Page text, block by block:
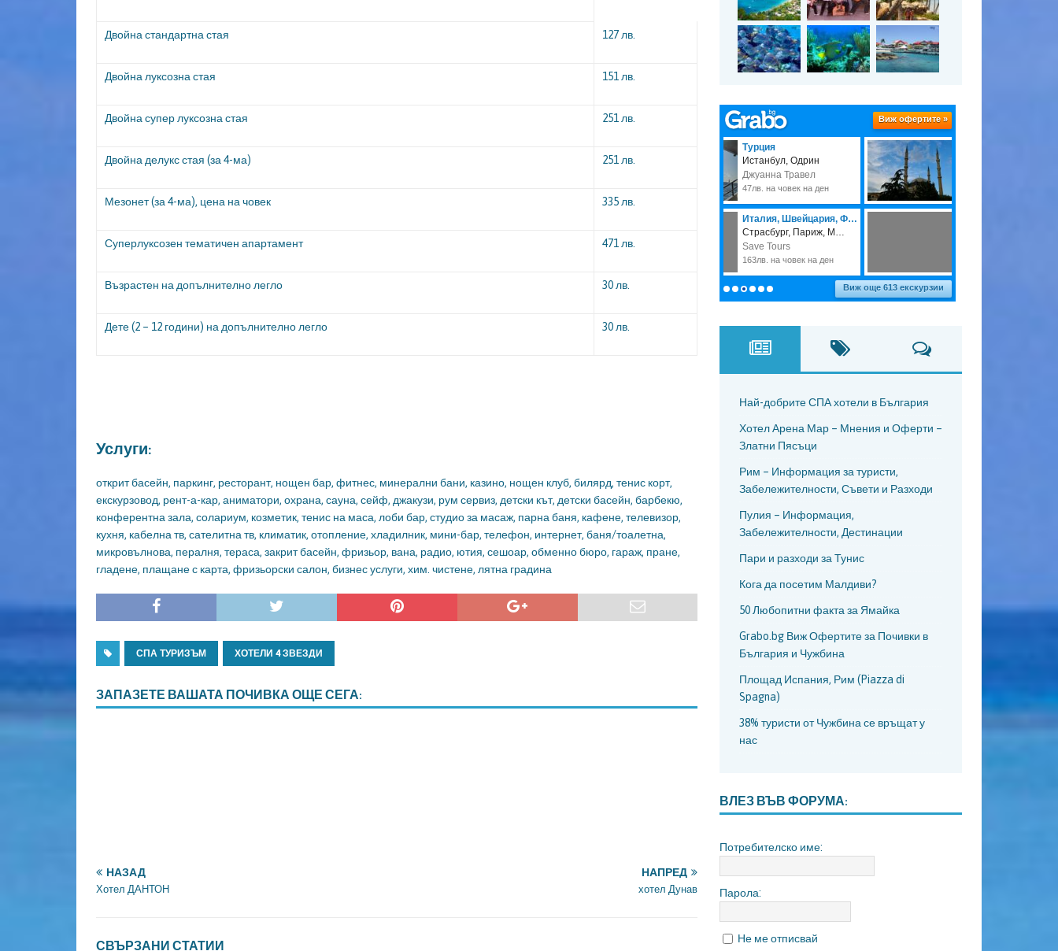
Двойна стандартна стая 127 лв.
Двойна луксозна стая 151 лв.
Двойна супер луксозна стая 251 лв.
Двойна делукс стая (за 4-ма) 251 лв.
Мезонет (за 4-ма), цена на човек 335 лв.
Суперлуксозен тематичен апартамент 471 лв.
Възрастен на допълнително легло 30 лв.
Дете (2 – 12 години) на допълнително легло 30 лв.
Услуги:
открит басейн, паркинг, ресторант, нощен бар, фитнес, минерални бани, казино, нощен клуб, билярд, тенис корт,
екскурзовод, рент-а-кар, аниматори, охрана, сауна, сейф, джакузи, рум сервиз, детски кът, детски басейн, барбекю,
конферентна зала, солариум, козметик, тенис на маса, лоби бар, студио за масаж, парна баня, кафене, телевизор,
кухня, кабелна тв, сателитна тв, климатик, отопление, хладилник, мини-бар, телефон, интернет, баня/тоалетна,
микровълнова, пералня, тераса, закрит басейн, фризьор, вана, радио, ютия, сешоар, обменно бюро, гараж, пране,
гладене, плащане с карта, фризьорски салон, бизнес услуги, хим. чистене, лятна градина
СПА ТУРИЗЪМ ХОТЕЛИ 4 ЗВЕЗДИ
ЗАПАЗЕТЕ ВАШАТА ПОЧИВКА ОЩЕ СЕГА:
НАЗАД
Хотел ДАНТОН
НАПРЕД
хотел Дунав
СВЪРЗАНИ СТАТИИ
Най-добрите СПА хотели в България
Хотел Арена Мар – Мнения и Оферти –
Златни Пясъци
Рим – Информация за туристи,
Забележителности, Съвети и Разходи
Пулия – Информация,
Забележителности, Дестинации
Пари и разходи за Тунис
Кога да посетим Малдиви?
50 Любопитни факта за Ямайка
Grabo.bg Виж Офертите за Почивки в
България и Чужбина
Площад Испания, Рим (Piazza di
Spagna)
38% туристи от Чужбина се връщат у
нас
ВЛЕЗ ВЪВ ФОРУМА:
Потребителско име:
Парола:
Не ме отписвай